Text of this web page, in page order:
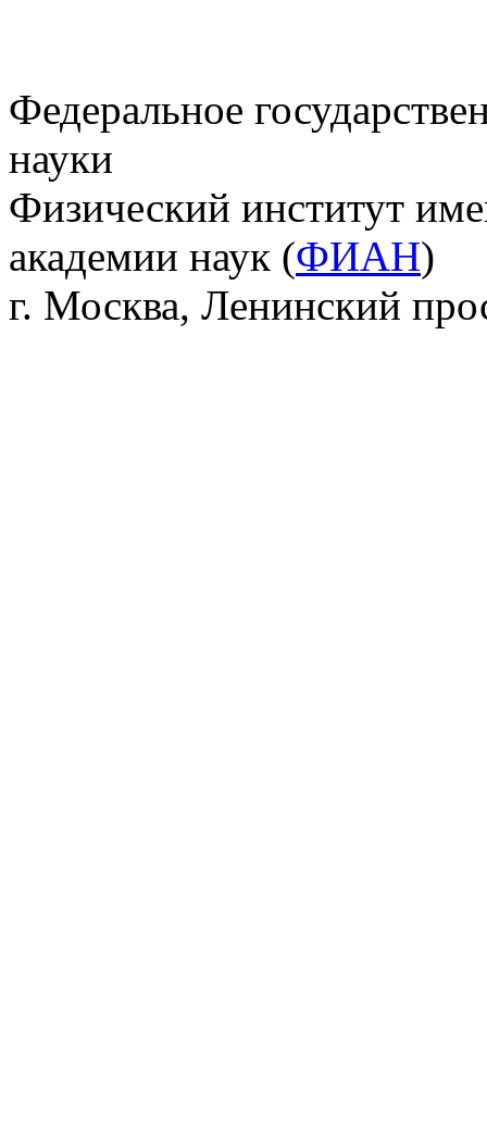
Федеральное
науки
Физический институт
академии наук (ФИАН)
г. Москва, Ленинский